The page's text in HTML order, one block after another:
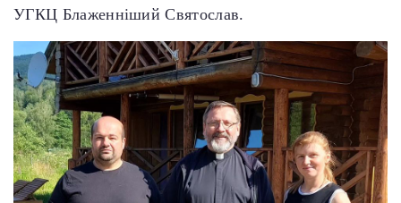
УГКЦ Блаженніший Святослав.